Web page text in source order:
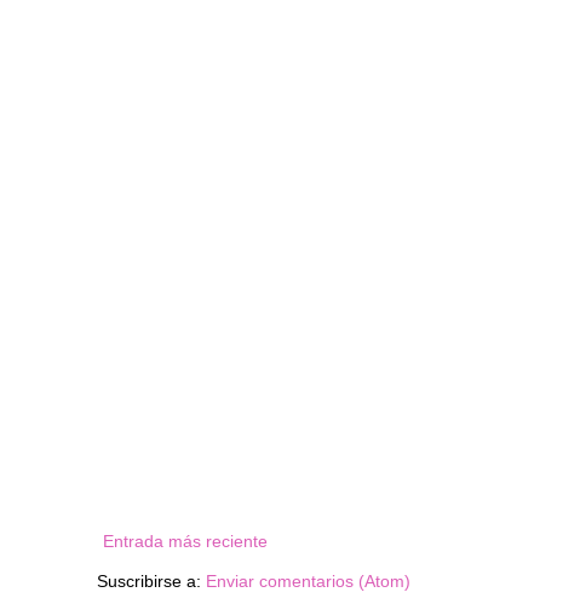
Entrada más reciente
Suscribirse a: Enviar comentarios (Atom)